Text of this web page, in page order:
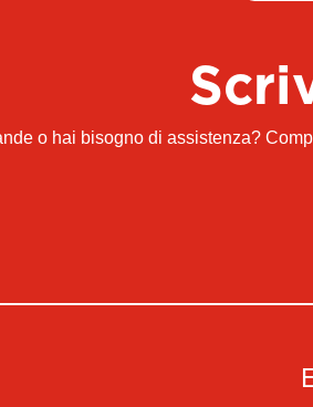
o hai bisogno di assistenza?